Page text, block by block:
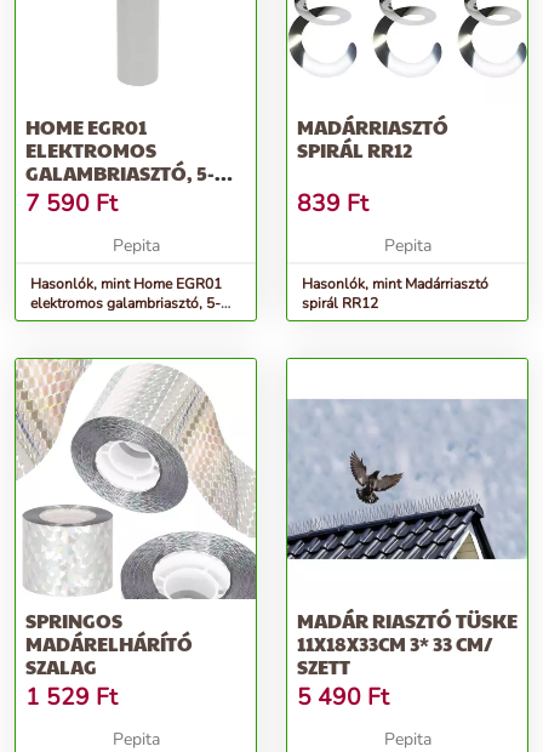
HOME EGR01
ELEKTROMOS
GALAMBRIASZTÓ, 5-
15/0,03KHZ, 0,5-
1PERC/3MP...
7 590 Ft
Pepita
Hasonlók, mint Home EGR01
elektromos galambriasztó, 5-
15/0,03KHz, 0,5-1perc/3mp...
MADÁRRIASZTÓ
SPIRÁL RR12
839 Ft
Pepita
Hasonlók, mint Madárriasztó
spirál RR12
SPRINGOS
MADÁRELHÁRÍTÓ
SZALAG
1 529 Ft
Pepita
MADÁR RIASZTÓ TÜSKE
11X18X33CM 3* 33 CM/
SZETT
5 490 Ft
Pepita